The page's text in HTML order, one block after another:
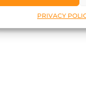
PRIVACY